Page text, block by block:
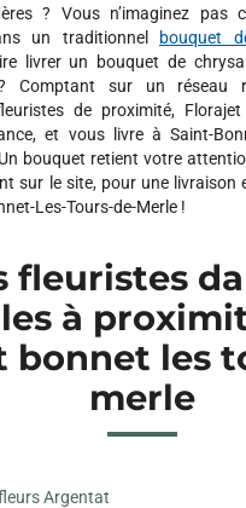
? Vous n’imaginez pas
un traditionnel
bouquet
livrer un bouquet de
Comptant sur un réseau
de proximité,
et vous livre à Saint-
bouquet retient votre
sur le site, pour une livraison
Les-Tours-de-Merle !
fleuristes
à
bonnet les
merle
Argentat